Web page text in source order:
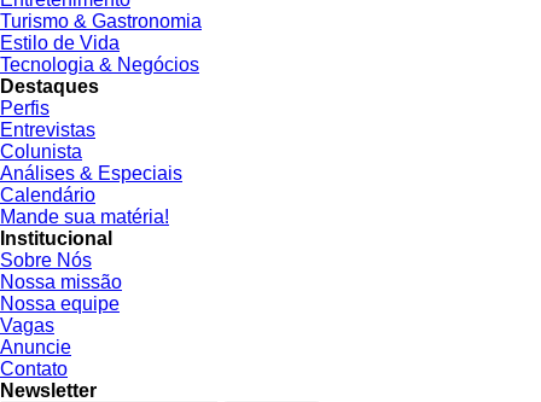
Turismo & Gastronomia
Estilo de Vida
Tecnologia & Negócios
Destaques
Perfis
Entrevistas
Colunista
Análises & Especiais
Calendário
Mande sua matéria!
Institucional
Sobre Nós
Nossa missão
Nossa equipe
Vagas
Anuncie
Contato
Newsletter